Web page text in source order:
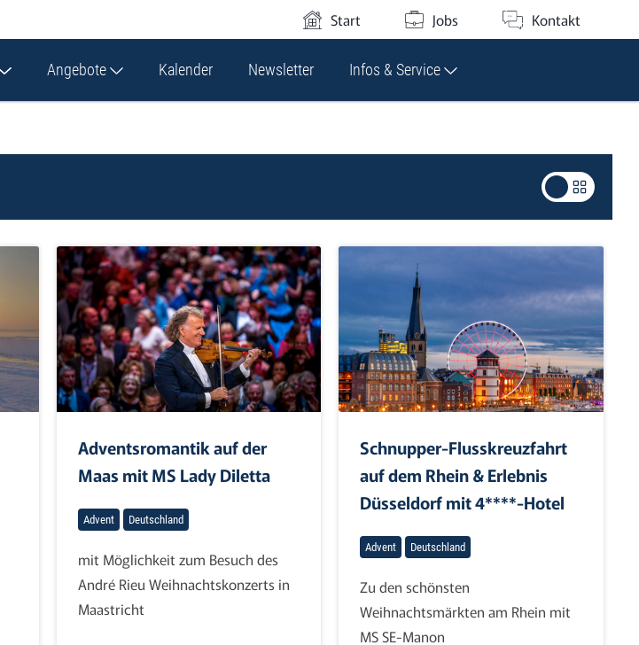
Start Jobs Kontakt
Angebote Kalender Newsletter Infos & Service
Adventsromantik auf der
Maas mit MS Lady Diletta
Advent Deutschland
mit Möglichkeit zum Besuch des
André Rieu Weihnachtskonzerts in
Maastricht
Schnupper-Flusskreuzfahrt
auf dem Rhein & Erlebnis
Düsseldorf mit 4****-Hotel
Advent Deutschland
Zu den schönsten
Weihnachtsmärkten am Rhein mit
MS SE-Manon